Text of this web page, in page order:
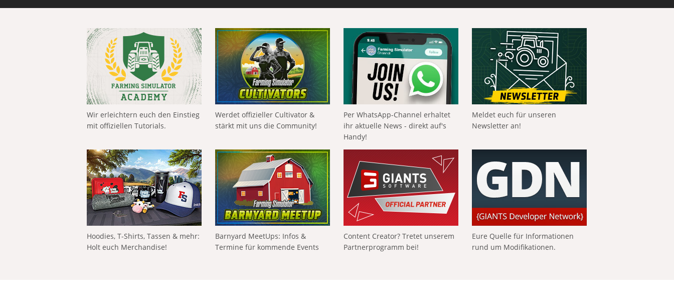
Wir erleichtern euch den Einstieg
mit offiziellen Tutorials.
Werdet offizieller Cultivator &
stärkt mit uns die Community!
Per WhatsApp-Channel erhaltet
ihr aktuelle News - direkt auf's
Handy!
Meldet euch für unseren
Newsletter an!
Hoodies, T-Shirts, Tassen & mehr:
Holt euch Merchandise!
Barnyard MeetUps: Infos &
Termine für kommende Events
Content Creator? Tretet unserem
Partnerprogramm bei!
Eure Quelle für Informationen
rund um Modifikationen.